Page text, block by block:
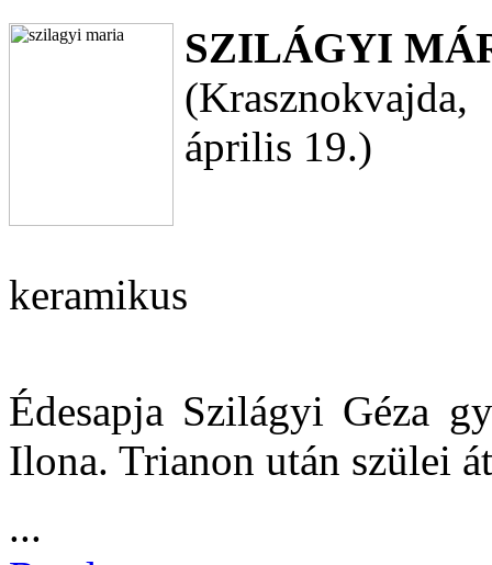
SZILÁGYI
április 19.)
keramikus
Édesapja Szilágyi Géza
Ilona. Trianon után szülei
...